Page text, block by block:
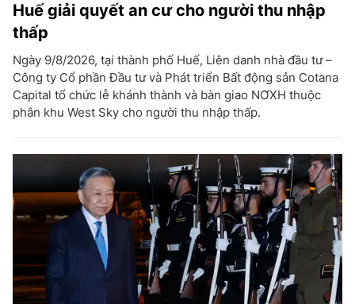
Huế giải quyết an cư cho người thu nhập
thấp
Ngày 9/8/2026, tại thành phố Huế, Liên danh nhà đầu tư –
Công ty Cổ phần Đầu tư và Phát triển Bất động sản Cotana
Capital tổ chức lễ khánh thành và bàn giao NƠXH thuộc
phân khu West Sky cho người thu nhập thấp.